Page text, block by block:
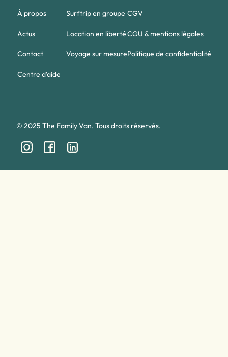
À propos
Actus
Contact
Centre d'aide
Surftrip en groupe
Location en liberté
Voyage sur mesure
CGV
CGU & mentions légales
Politique de confidentialité
© 2025 The Family Van. Tous droits réservés.